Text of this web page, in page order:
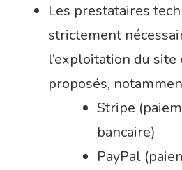
Les prestataires
strictement
l’exploitation du
proposés,
Stripe
bancaire)
PayPal